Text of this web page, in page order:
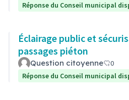
Réponse du Conseil municipal
Éclairage public et
passages piéton
Question citoyenne
0
Réponse du Conseil municipal